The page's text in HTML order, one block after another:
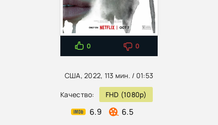
США, 2022, 113 мин. / 01:53
Качество: FHD (1080p)
6.9 6.5
0 0